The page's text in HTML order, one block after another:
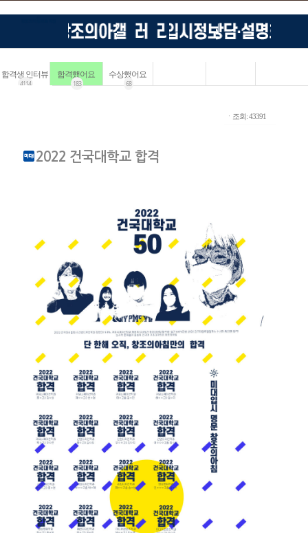
합격생 인터뷰
4114
합격했어요
183
수상했어요
68
ㆍ조회: 43391
2022 건국대학교 합격